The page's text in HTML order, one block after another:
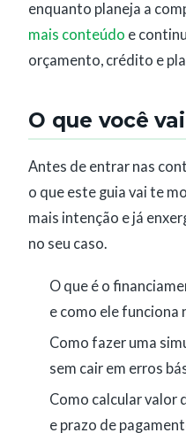
enquanto planeja a
mais conteúdo e
orçamento, crédito e
O que você
Antes de entrar nas
o que este guia vai te
mais intenção e já
no seu caso.
O que é o
e como ele funciona
Como fazer uma
sem cair em erros
Como calcular valor
e prazo de